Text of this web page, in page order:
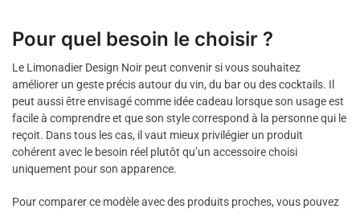
Pour quel besoin le choisir ?
Le Limonadier Design Noir peut convenir si vous souhaitez
améliorer un geste précis autour du vin, du bar ou des cocktails. Il
peut aussi être envisagé comme idée cadeau lorsque son usage est
facile à comprendre et que son style correspond à la personne qui le
reçoit. Dans tous les cas, il vaut mieux privilégier un produit
cohérent avec le besoin réel plutôt qu’un accessoire choisi
uniquement pour son apparence.
Pour comparer ce modèle avec des produits proches, vous pouvez